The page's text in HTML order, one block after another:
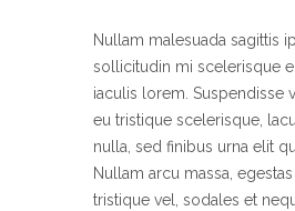
Nullam malesuada sagittis
sollicitudin mi scelerisque
iaculis lorem. Suspendisse
eu tristique scelerisque,
nulla, sed finibus urna elit
Nullam arcu massa,
tristique vel, sodales et